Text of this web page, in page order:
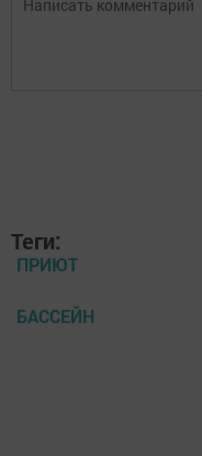
Теги:
ПРИЮТ
БАССЕЙН